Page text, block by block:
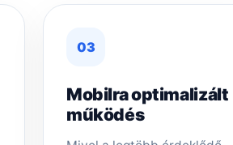
03
Mobilra optimalizált
működés